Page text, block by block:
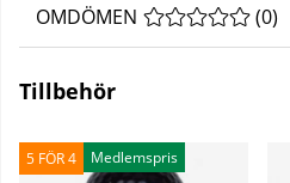
OMDÖMEN MEDELBETYG 0
(0)
Tillbehör
5 FÖR 4 Medlemspris